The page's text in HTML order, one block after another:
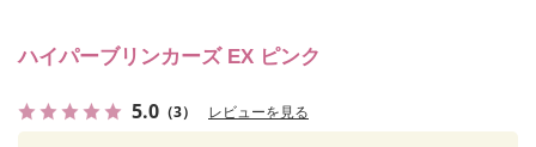
ハイパーブリンカーズ EX ピンク
5.0 （3） レビューを見る